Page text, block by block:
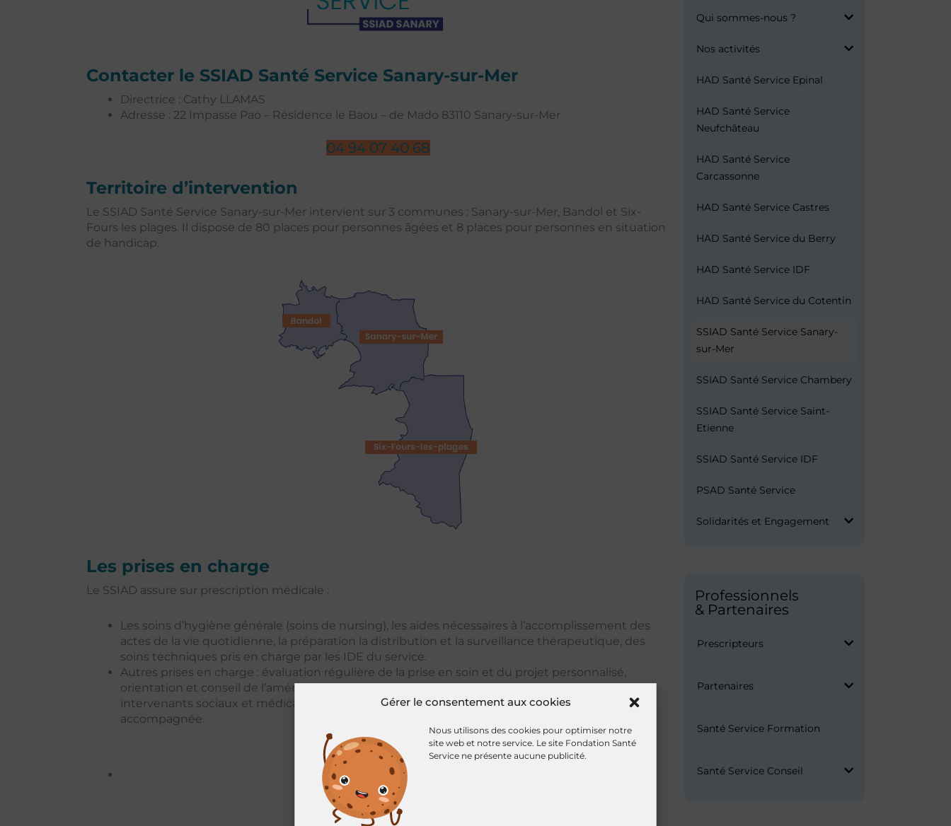
Gérer le consentement aux cookies
Nous utilisons des cookies pour optimiser notre
site web et notre service. Le site Fondation Santé
Service ne présente aucune publicité.
Contacter le SSIAD Santé Service Sanary-sur-Mer
Directrice : Cathy LLAMAS
Adresse : 22 Impasse Pao – Résidence le Baou – de Mado 83110 Sanary-sur-Mer
04 94 07 40 68
Territoire d’intervention
Le SSIAD Santé Service Sanary-sur-Mer intervient sur 3 communes : Sanary-sur-Mer, Bandol et Six-
Fours les plages. Il dispose de 80 places pour personnes âgées et 8 places pour personnes en situation
de handicap.
Les prises en charge
Le SSIAD assure sur prescription médicale :
Les soins d’hygiène générale (soins de nursing), les aides nécessaires à l’accomplissement des
actes de la vie quotidienne, la préparation la distribution et la surveillance thérapeutique, des
soins techniques pris en charge par les IDE du service.
Autres prises en charge : évaluation régulière de la prise en soin et du projet personnalisé,
orientation et conseil de l’aménagement du domicile, selon les besoins, coordination avec les
intervenants sociaux et médicaux pour une prise en charge holistique de la personne
accompagnée.
Qui sommes-nous ?
Nos activités
HAD Santé Service Epinal
HAD Santé Service
Neufchâteau
HAD Santé Service
Carcassonne
HAD Santé Service Castres
HAD Santé Service du Berry
HAD Santé Service IDF
HAD Santé Service du Cotentin
SSIAD Santé Service Sanary-
sur-Mer
SSIAD Santé Service Chambery
SSIAD Santé Service Saint-
Etienne
SSIAD Santé Service IDF
PSAD Santé Service
Solidarités et Engagement
Professionnels
& Partenaires
Prescripteurs
Partenaires
Santé Service Formation
Santé Service Conseil